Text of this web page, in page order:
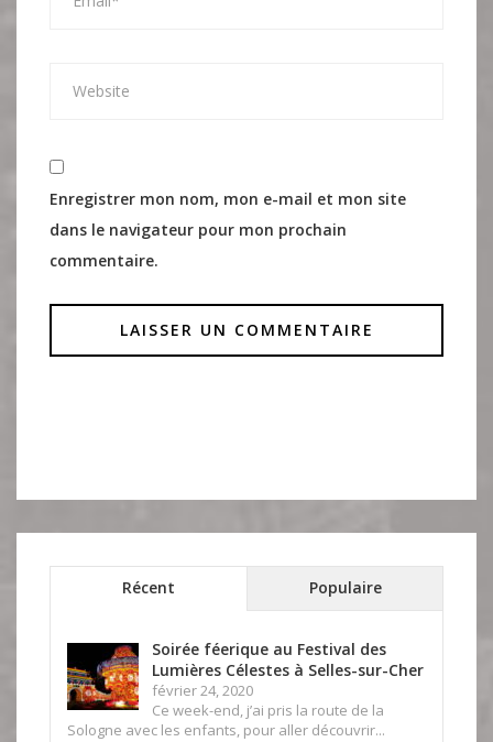
Enregistrer mon nom, mon e-mail et mon site
dans le navigateur pour mon prochain
commentaire.
Récent Populaire
Soirée féerique au Festival des
Lumières Célestes à Selles-sur-Cher
février 24, 2020
Ce week-end, j’ai pris la route de la
Sologne avec les enfants, pour aller découvrir...